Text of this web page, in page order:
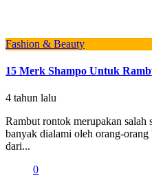
Fashion & Beauty
15 Merk Shampo Untuk
4 tahun lalu
Rambut rontok merupakan salah
banyak dialami oleh orang-
dari...
0